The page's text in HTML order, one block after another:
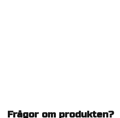
Frågor om produkten?